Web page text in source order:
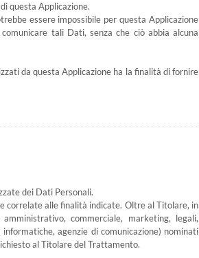
questa Applicazione.
essere impossibile per questa Applicazione
tali Dati, senza che ciò abbia alcuna
da questa Applicazione ha la finalità di fornire
dei Dati Personali.
alle finalità indicate. Oltre al Titolare, in
commerciale, marketing, legali,
agenzie di comunicazione) nominati
al Titolare del Trattamento.